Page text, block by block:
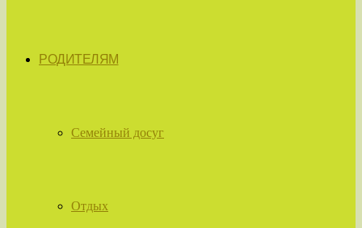
РОДИТЕЛЯМ
Семейный досуг
Отдых